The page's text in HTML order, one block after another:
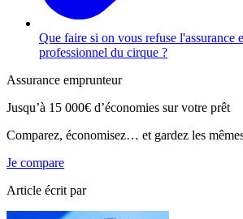
Que faire si on vous refuse l'assurance
professionnel du cirque ?
Assurance emprunteur
Jusqu’à 15 000€ d’économies sur votre prêt
Comparez, économisez… et gardez les
Je compare
Article écrit par